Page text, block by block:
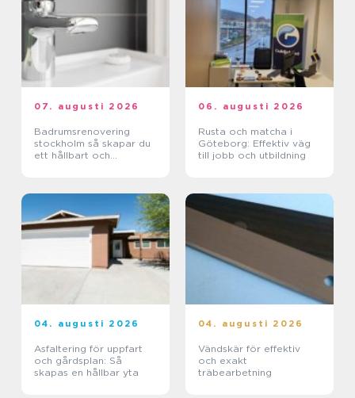
07. augusti 2026
Badrumsrenovering
stockholm så skapar du
ett hållbart och
06. augusti 2026
Rusta och matcha i
Göteborg: Effektiv väg
till jobb och utbildning
04. augusti 2026
Asfaltering för uppfart
och gårdsplan: Så
skapas en hållbar yta
04. augusti 2026
Vändskär för effektiv
och exakt
träbearbetning